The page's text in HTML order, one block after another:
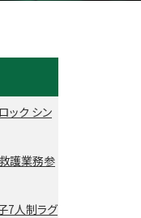
ク シン
護業務参
7人制ラグ